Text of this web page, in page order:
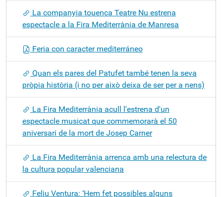
La companyia touenca Teatre Nu estrena
espectacle a la Fira Mediterrània de Manresa
Feria con caracter mediterráneo
Quan els pares del Patufet també tenen la seva
pròpia història (i no per això deixa de ser per a nens)
La Fira Mediterrània acull l'estrena d'un
espectacle musicat que commemorarà el 50
aniversari de la mort de Josep Carner
La Fira Mediterrània arrenca amb una relectura de
la cultura popular valenciana
Feliu Ventura: ‘Hem fet possibles alguns